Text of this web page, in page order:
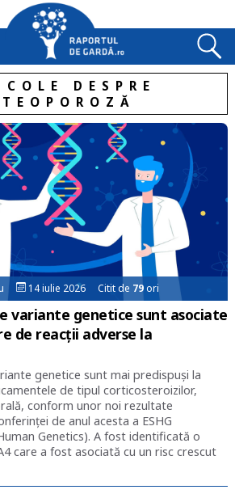
DESPRE
14 iulie 2026 Citit de 79ori
variante genetice sunt asociate
de reacții adverse la
genetice sunt mai predispuși la
de tipul corticosteroizilor,
conform unor noi rezultate
de anul acesta a ESHG
Genetics). A fost identificată o
care a fost asociată cu un risc crescut